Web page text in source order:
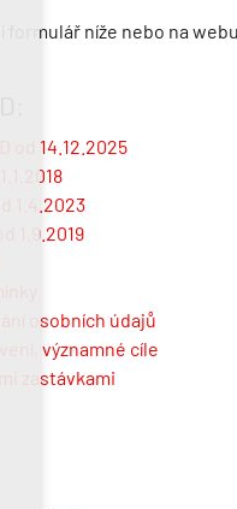
formulář níže nebo na
od 14.12.2025
1.4.2023
1.9.2019
osobních údajů
významné cíle
zastávkami